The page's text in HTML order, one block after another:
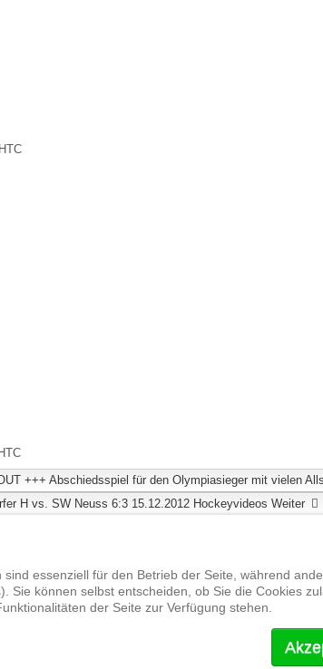
+++ Abschiedsspiel für den Olympiasieger mit vielen
H vs. SW Neuss 6:3 15.12.2012 HockeyvideosWeiter
© Hockeyvideos.de
essenziell für den Betrieb der Seite, während
Sie können selbst entscheiden, ob Sie die Cookies
der Seite zur Verfügung stehen.